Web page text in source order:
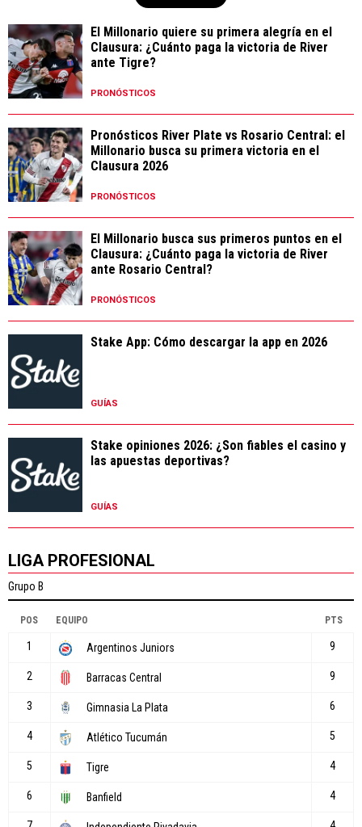
El Millonario quiere su primera alegría en el
Clausura: ¿Cuánto paga la victoria de River
ante Tigre?
PRONÓSTICOS
Pronósticos River Plate vs Rosario Central: el
Millonario busca su primera victoria en el
Clausura 2026
PRONÓSTICOS
El Millonario busca sus primeros puntos en el
Clausura: ¿Cuánto paga la victoria de River
ante Rosario Central?
PRONÓSTICOS
Stake App: Cómo descargar la app en 2026
GUÍAS
Stake opiniones 2026: ¿Son fiables el casino y
las apuestas deportivas?
GUÍAS
LIGA PROFESIONAL